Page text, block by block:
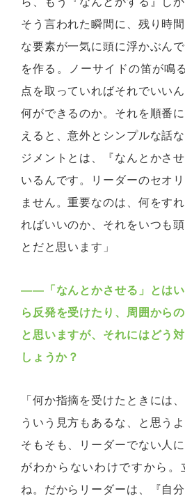
そう言われた瞬間に、残り時
な要素が一気に頭に浮かぶん
を作る。ノーサイドの笛が鳴
点を取っていればそれでいい
何ができるのか。それを順番
えると、意外とシンプルな話
ジメントとは、『なんとかさ
いるんです。リーダーのセオ
ません。重要なのは、何をす
ればいいのか、それをいつも
とだと思います」
――「なんとかさせる」とは
ら反発を受けたり、周囲から
と思いますが、それにはどう
しょうか？
「何か指摘を受けたときには
ういう見方もあるな、と思う
そもそも、リーダーでない人
がわからないわけですから。
ね。だからリーダーは、『自